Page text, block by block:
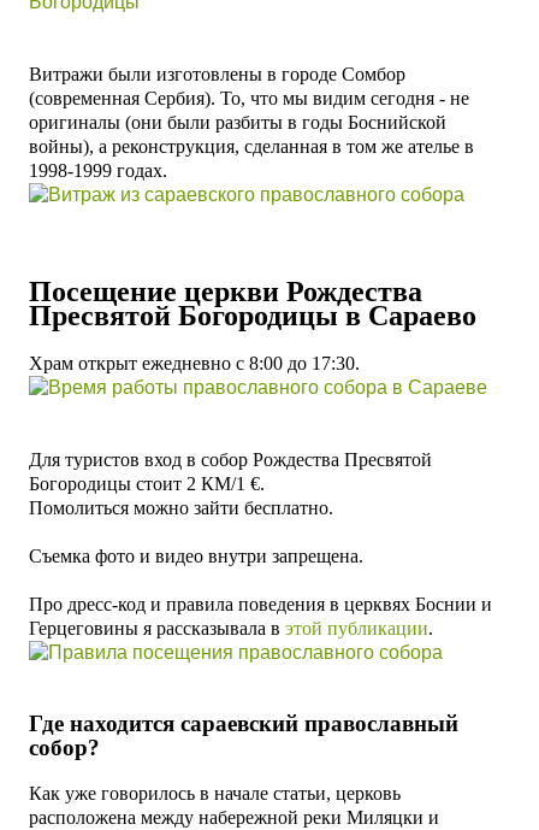
Витражи были изготовлены в городе Сомбор
(современная Сербия). То, что мы видим сегодня - не
оригиналы (они были разбиты в годы Боснийской
войны), а реконструкция, сделанная в том же ателье в
1998-1999 годах.
Посещение церкви Рождества
Пресвятой Богородицы в Сараево
Храм открыт ежедневно с 8:00 до 17:30.
Для туристов вход в собор Рождества Пресвятой
Богородицы стоит 2 КМ/1 €.
Помолиться можно зайти бесплатно.
Съемка фото и видео внутри запрещена.
Про дресс-код и правила поведения в церквях Боснии и
Герцеговины я рассказывала в этой публикации.
Где находится сараевский православный
собор?
Как уже говорилось в начале статьи, церковь
расположена между набережной реки Миляцки и